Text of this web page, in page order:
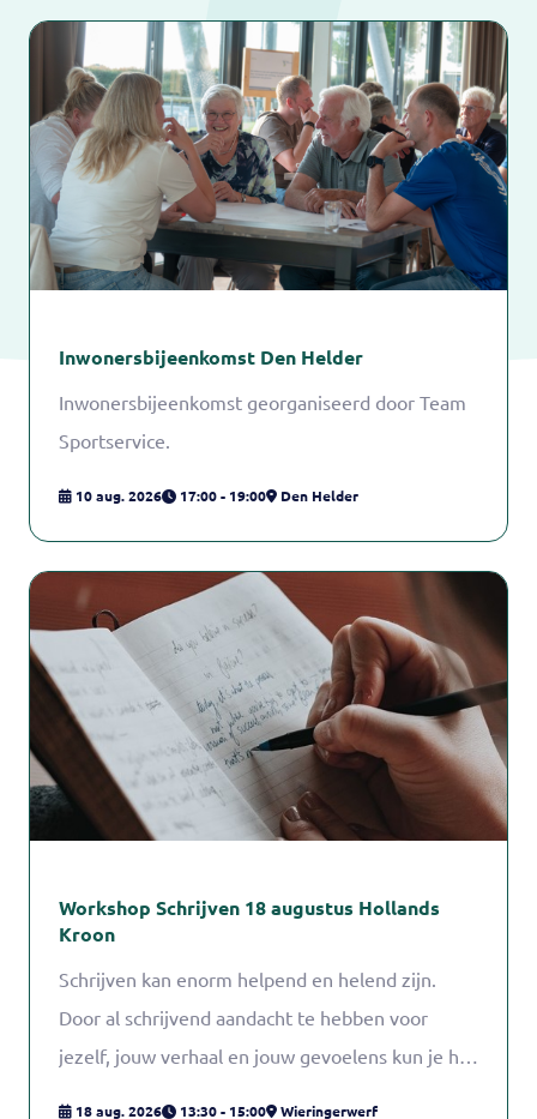
Inwonersbijeenkomst Den Helder
Inwonersbijeenkomst georganiseerd door Team
Sportservice.
10 aug. 2026 17:00 - 19:00 Den Helder
Workshop Schrijven 18 augustus Hollands
Kroon
Schrijven kan enorm helpend en helend zijn.
Door al schrijvend aandacht te hebben voor
jezelf, jouw verhaal en jouw gevoelens kun je het
18 aug. 2026 13:30 - 15:00 Wieringerwerf